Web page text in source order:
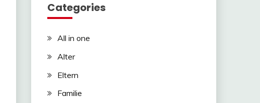
Categories
All in one
Alter
Eltern
Familie